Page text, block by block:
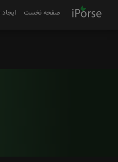
صفحه نخست ایجاد